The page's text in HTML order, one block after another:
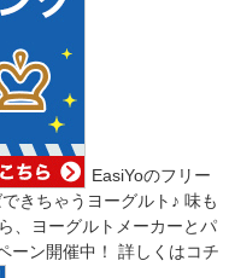
EasiYoのフリー
きちゃうヨーグルト♪ 味も
、ヨーグルトメーカーとパ
ーン開催中！ 詳しくはコチ